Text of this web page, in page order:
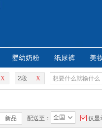
婴幼奶粉 纸尿裤 美
X X
2段
新品 配送至： 全国 仅显